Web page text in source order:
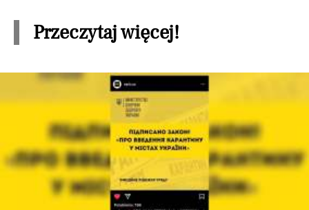
Przeczytaj więcej!